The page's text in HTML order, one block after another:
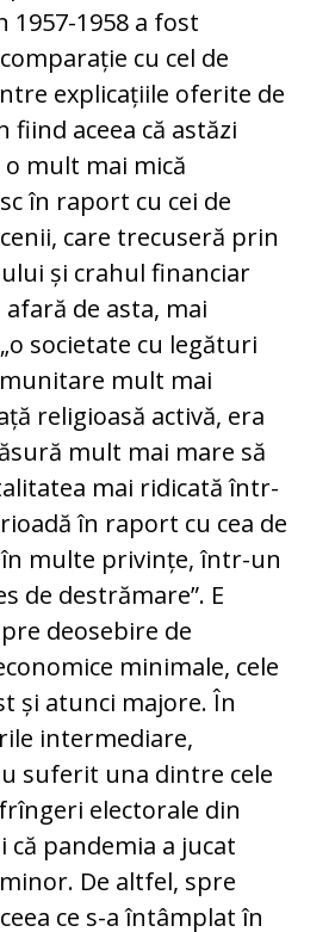
1957-1958 a fost
cu cel de
explicațiile oferite de
fiind aceea că astăzi
mult mai mică
în raport cu cei de
care trecuseră prin
și crahul financiar
afară de asta, mai
socie­tate cu legături
mult mai
religioasă activă, era
mult mai mare să
mai ridicată într-
în raport cu cea de
în multe privințe, într-un
de destrămare”. E
deosebire de
minimale, cele
și atunci majore. În
intermediare,
suferit una dintre cele
electorale din
că pandemia a jucat
De altfel, spre
ce s-a întâmplat în